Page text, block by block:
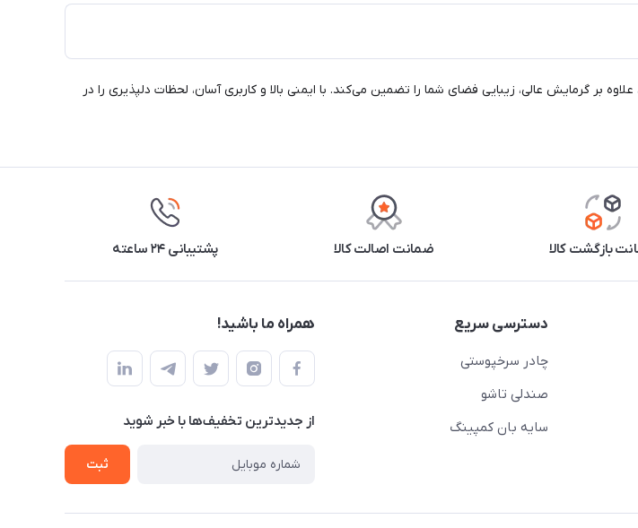
بر گرمایش عالی، زیبایی فضای شما را تضمین می‌کند. با ایمنی بالا و کاربری آسان، لحظات دلپذیری را در
بازگشت کالا ضمانت اصالت کالا پشتیبانی ۲۴ ساعته
دسترسی سریع
چادر سرخپوستی
صندلی تاشو
سایه بان کمپینگ
همراه ما باشید!
از جدید‌ترین تخفیف‌ها با‌ خبر شوید
ثبت